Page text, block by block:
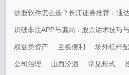
炒股软件怎么选？长江证券推荐：通
识破非法APP与骗局：股票话术技巧
权益类资产 互换便利 场外杠杆
公司治理 山西汾酒 常见形式